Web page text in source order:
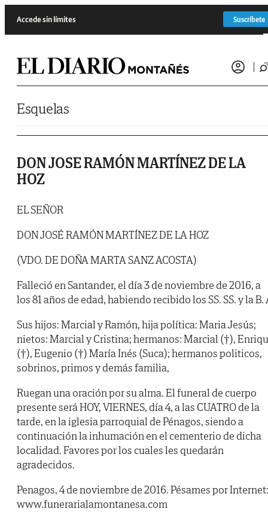
Accede sin límites Suscríbete
Esquelas
DON JOSE RAMÓN MARTÍNEZ DE LA
HOZ
EL SEÑOR
DON JOSÉ RAMÓN MARTÍNEZ DE LA HOZ
(VDO. DE DOÑA MARTA SANZ ACOSTA)
Falleció en Santander, el día 3 de noviembre de 2016, a
los 81 años de edad, habiendo recibido los SS. SS. y la B.
Sus hijos: Marcial y Ramón, hija política: Maria Jesús;
nietos: Marcial y Cristina; hermanos: Marcial (†),
(†), Eugenio (†) María Inés (Suca); hermanos politicos,
sobrinos, primos y demás familia,
Ruegan una oración por su alma. El funeral de cuerpo
presente será HOY, VIERNES, día 4, a las CUATRO de la
tarde, en la iglesia parroquial de Pénagos, siendo a
continuación la inhumación en el cementerio de dicha
localidad. Favores por los cuales les quedarán
agradecidos.
Penagos, 4 de noviembre de 2016. Pésames por Internet:
www.funerarialamontanesa.com